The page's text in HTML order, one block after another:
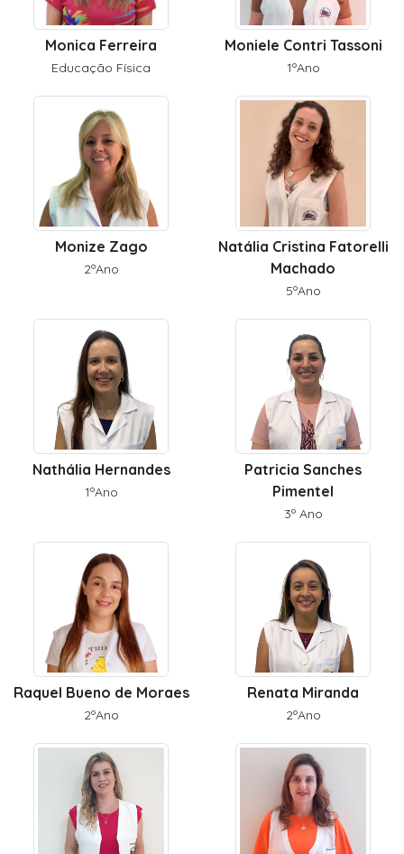
Monica Ferreira
Educação Física
Moniele Contri Tassoni
1ºAno
Monize Zago
2ºAno
Natália Cristina Fatorelli
Machado
5ºAno
Nathália Hernandes
1ºAno
Patricia Sanches
Pimentel
3º Ano
Raquel Bueno de Moraes
2ºAno
Renata Miranda
2ºAno